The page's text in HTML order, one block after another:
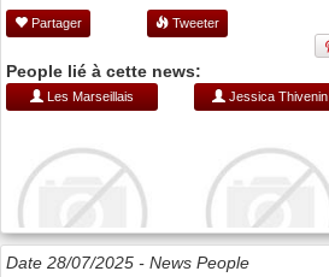
Partager Tweeter
People lié à cette news:
Les Marseillais Jessica Thivenin
Date 28/07/2025 - News People